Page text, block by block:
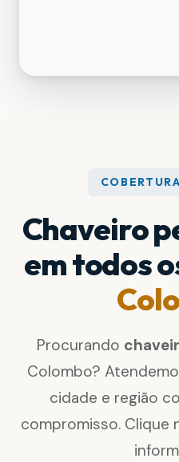
Chaveiro
em todos
Procurando
Colombo?
cidade e região
compromisso. Clique